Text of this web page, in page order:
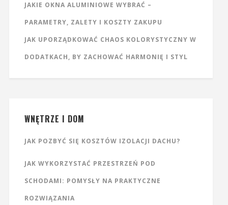
JAKIE OKNA ALUMINIOWE WYBRAĆ –
PARAMETRY, ZALETY I KOSZTY ZAKUPU
JAK UPORZĄDKOWAĆ CHAOS KOLORYSTYCZNY W
DODATKACH, BY ZACHOWAĆ HARMONIĘ I STYL
WNĘTRZE I DOM
JAK POZBYĆ SIĘ KOSZTÓW IZOLACJI DACHU?
JAK WYKORZYSTAĆ PRZESTRZEŃ POD
SCHODAMI: POMYSŁY NA PRAKTYCZNE
ROZWIĄZANIA